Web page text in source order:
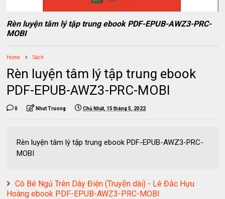
Rèn luyện tâm lý tập trung ebook PDF-EPUB-AWZ3-PRC-
MOBI
Home Sách
Rèn luyện tâm lý tập trung ebook
PDF-EPUB-AWZ3-PRC-MOBI
0 Nhut Truong Chủ Nhật, 15 tháng 5, 2022
Rèn luyện tâm lý tập trung ebook PDF-EPUB-AWZ3-PRC-
MOBI
Cô Bé Ngủ Trên Dây Điện (Truyện dài) - Lê Đắc Hựu
Hoàng ebook PDF-EPUB-AWZ3-PRC-MOBI